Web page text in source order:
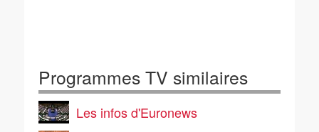
Programmes TV similaires
Les infos d'Euronews